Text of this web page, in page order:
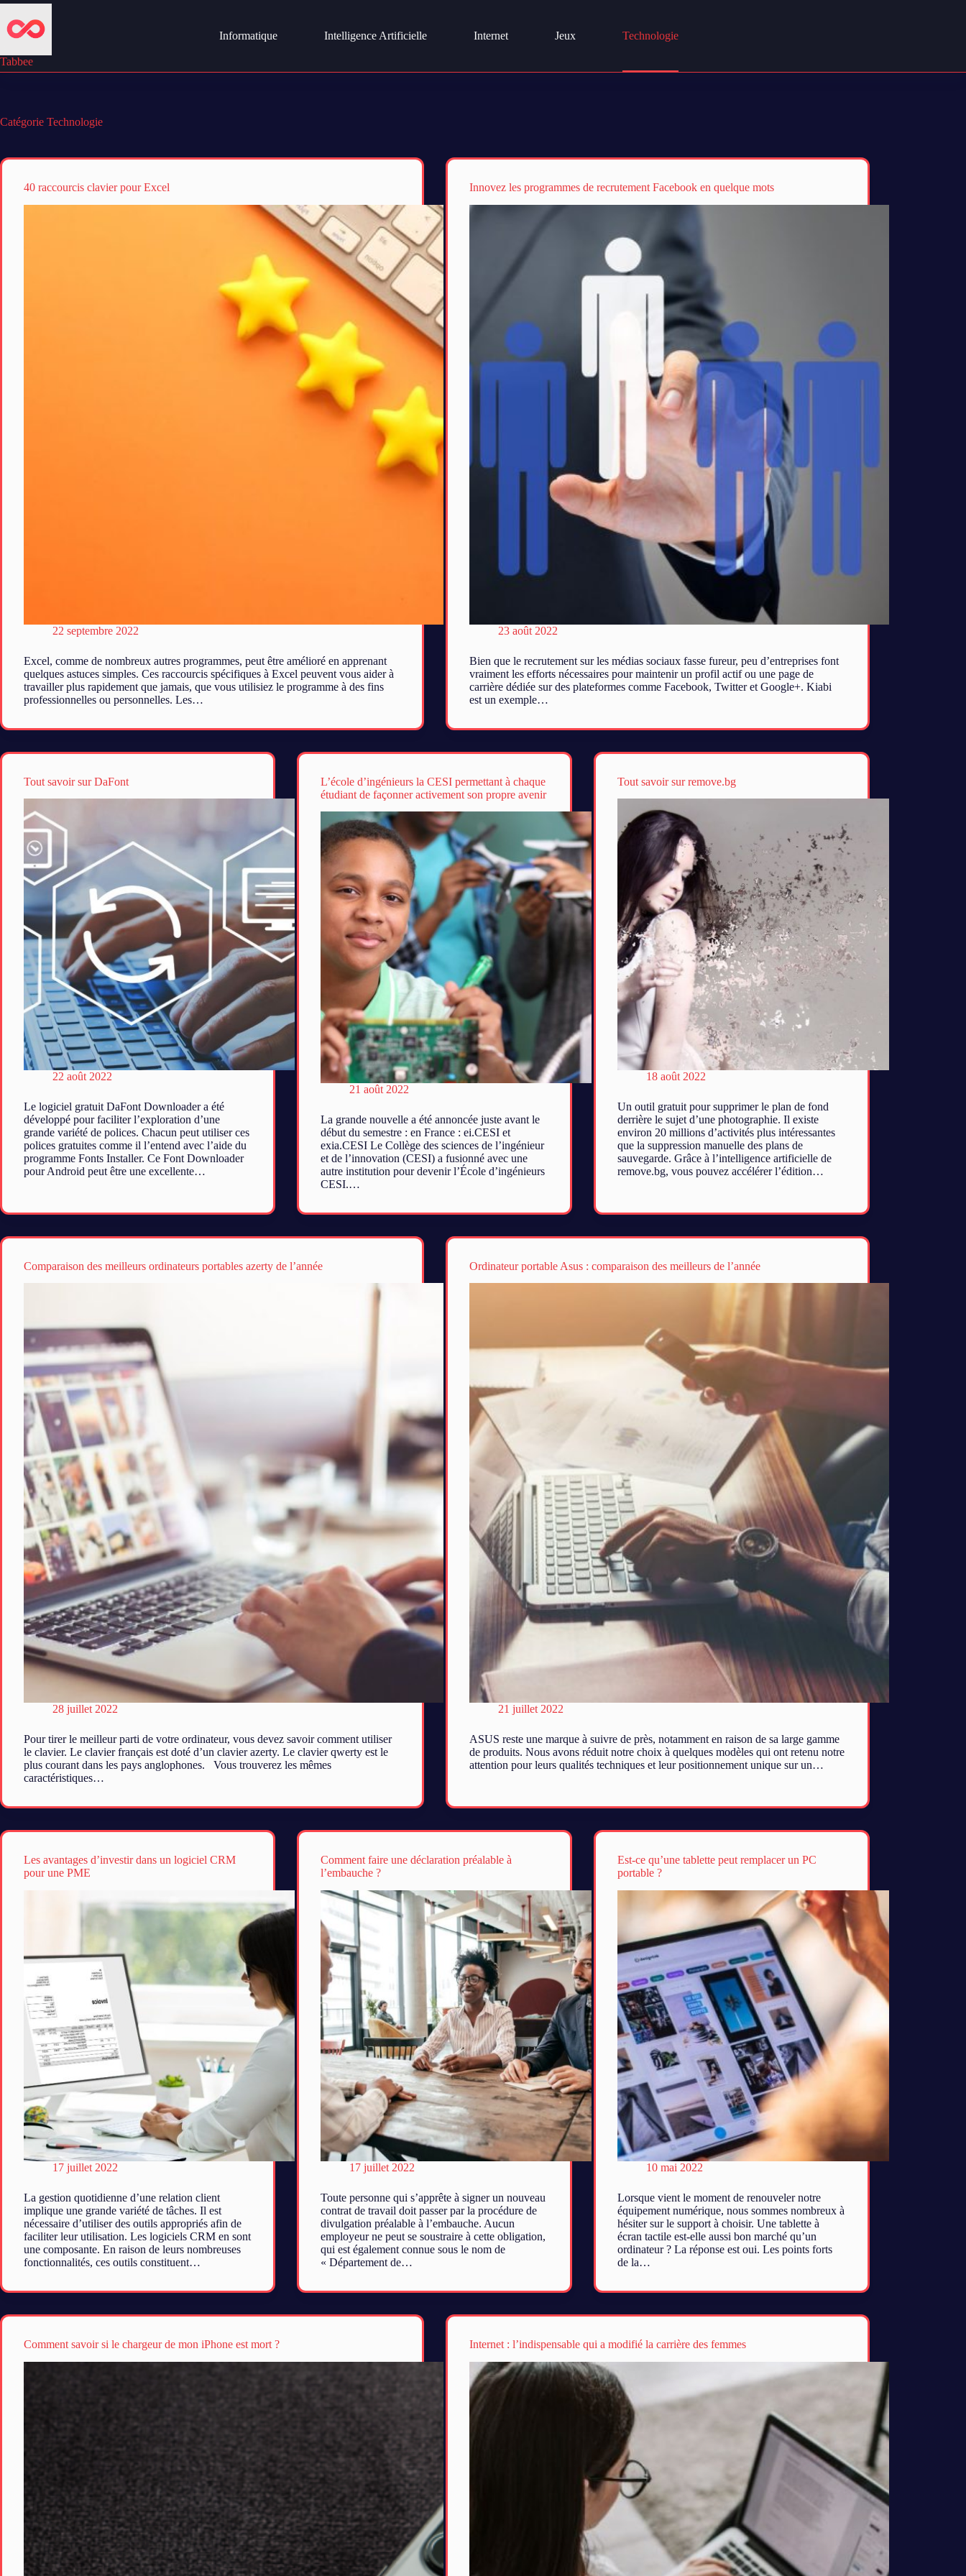
Passer
contenu
Tabbee
Informatique Intelligence Artificielle Internet Jeux Technologie
Catégorie Technologie
40 raccourcis clavier pour Excel
22 septembre 2022
Excel, comme de nombreux autres programmes, peut être amélioré en apprenant
quelques astuces simples. Ces raccourcis spécifiques à Excel peuvent vous aider à
travailler plus rapidement que jamais, que vous utilisiez le programme à des fins
professionnelles ou personnelles. Les…
Innovez les programmes de recrutement Facebook en quelque mots
23 août 2022
Bien que le recrutement sur les médias sociaux fasse fureur, peu d’entreprises font
vraiment les efforts nécessaires pour maintenir un profil actif ou une page de
carrière dédiée sur des plateformes comme Facebook, Twitter et Google+. Kiabi
est un exemple…
Tout savoir sur DaFont
22 août 2022
Le logiciel gratuit DaFont Downloader a été
développé pour faciliter l’exploration d’une
grande variété de polices. Chacun peut utiliser ces
polices gratuites comme il l’entend avec l’aide du
programme Fonts Installer. Ce Font Downloader
pour Android peut être une excellente…
L’école d’ingénieurs la CESI permettant à chaque
étudiant de façonner activement son propre avenir
21 août 2022
La grande nouvelle a été annoncée juste avant le
début du semestre : en France : ei.CESI et
exia.CESI Le Collège des sciences de l’ingénieur
et de l’innovation (CESI) a fusionné avec une
autre institution pour devenir l’École d’ingénieurs
CESI.…
Tout savoir sur remove.bg
18 août 2022
Un outil gratuit pour supprimer le plan de fond
derrière le sujet d’une photographie. Il existe
environ 20 millions d’activités plus intéressantes
que la suppression manuelle des plans de
sauvegarde. Grâce à l’intelligence artificielle de
remove.bg, vous pouvez accélérer l’édition…
Comparaison des meilleurs ordinateurs portables azerty de l’année
28 juillet 2022
Pour tirer le meilleur parti de votre ordinateur, vous devez savoir comment utiliser
le clavier. Le clavier français est doté d’un clavier azerty. Le clavier qwerty est le
plus courant dans les pays anglophones. Vous trouverez les mêmes
caractéristiques…
Ordinateur portable Asus : comparaison des meilleurs de l’année
21 juillet 2022
ASUS reste une marque à suivre de près, notamment en raison de sa large gamme
de produits. Nous avons réduit notre choix à quelques modèles qui ont retenu notre
attention pour leurs qualités techniques et leur positionnement unique sur un…
Les avantages d’investir dans un logiciel CRM
pour une PME
17 juillet 2022
La gestion quotidienne d’une relation client
implique une grande variété de tâches. Il est
nécessaire d’utiliser des outils appropriés afin de
faciliter leur utilisation. Les logiciels CRM en sont
une composante. En raison de leurs nombreuses
fonctionnalités, ces outils constituent…
Comment faire une déclaration préalable à
l’embauche ?
17 juillet 2022
Toute personne qui s’apprête à signer un nouveau
contrat de travail doit passer par la procédure de
divulgation préalable à l’embauche. Aucun
employeur ne peut se soustraire à cette obligation,
qui est également connue sous le nom de
« Département de…
Est-ce qu’une tablette peut remplacer un PC
portable ?
10 mai 2022
Lorsque vient le moment de renouveler notre
équipement numérique, nous sommes nombreux à
hésiter sur le support à choisir. Une tablette à
écran tactile est-elle aussi bon marché qu’un
ordinateur ? La réponse est oui. Les points forts
de la…
Comment savoir si le chargeur de mon iPhone est mort ? Internet : l’indispensable qui a modifié la carrière des femmes